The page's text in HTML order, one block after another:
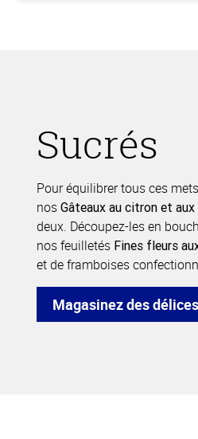
Sucrés
Pour équilibrer tous ces
nos Gâteaux au citron et
deux. Découpez-les en
nos feuilletés Fines fleurs
et de framboises
Magasinez des